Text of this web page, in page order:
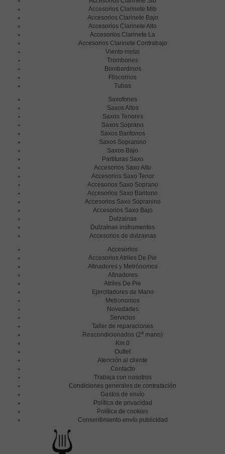
Accesorios Clarinete Mib
Accesorios Clarinete Bajo
Accesorios Clarinete Alto
Accesorios Clarinete La
Accesorios Clarinete Contrabajo
Viento metal
Trombones
Bombardinos
Fliscornos
Tubas
Saxofones
Saxos Altos
Saxos Tenores
Saxos Soprano
Saxos Baritonos
Saxos Sopranino
Saxos Bajo
Partituras Saxo
Accesorios Saxo Alto
Accesorios Saxo Tenor
Accesorios Saxo Soprano
Accesorios Saxo Baritono
Accesorios Saxo Sopranino
Accesorios Saxo Bajo
Dulzainas
Dulzainas instrumentos
Accesorios de dulzainas
Accesorios
Accesorios Atriles De Pie
Afinadores y Metrónomos
Afinadores
Atriles De Pie
Ejercitadores de Mano
Metronomos
Novedades
Servicios
Taller de reparaciones
Reacondicionados (2a mano)
Km 0
Outlet
Atención al cliente
Contacto
Trabaja con nosotros
Condiciones generales de contratación
Gastos de envío
Política de privacidad
Política de cookies
Consentimiento envío publicidad